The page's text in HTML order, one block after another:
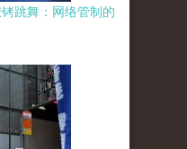
跳舞：网络管制的